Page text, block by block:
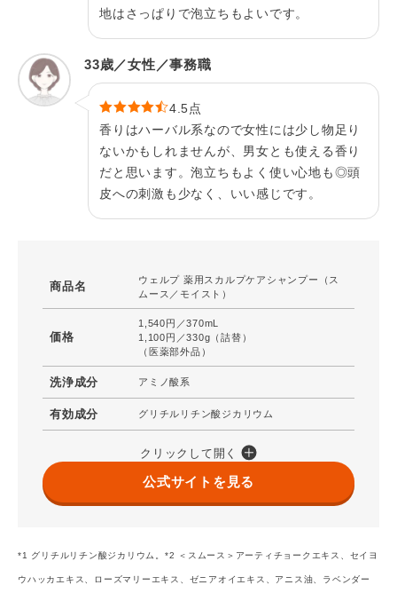
地はさっぱりで泡立ちもよいです。
33歳／女性／事務職
4.5点
香りはハーバル系なので女性には少し物足り
ないかもしれませんが、男女とも使える香り
だと思います。泡立ちもよく使い心地も◎頭
皮への刺激も少なく、いい感じです。
商品名
ウェルプ 薬用スカルプケアシャンプー（ス
ムース／モイスト）
価格
1,540円／370mL
1,100円／330g（詰替）
（医薬部外品）
洗浄成分 アミノ酸系
有効成分 グリチルリチン酸ジカリウム
クリックして開く
公式サイトを見る
*1 グリチルリチン酸ジカリウム。 *2 ＜スムース＞アーティチョークエキス、セイヨ
ウハッカエキス、ローズマリーエキス、ゼニアオイエキス、アニス油、ラベンダー